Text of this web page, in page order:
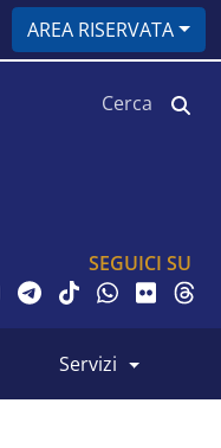
AREA RISERVATA
SEGUICI SU
servizi